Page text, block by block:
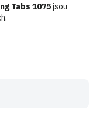
Tabs 1075jsou